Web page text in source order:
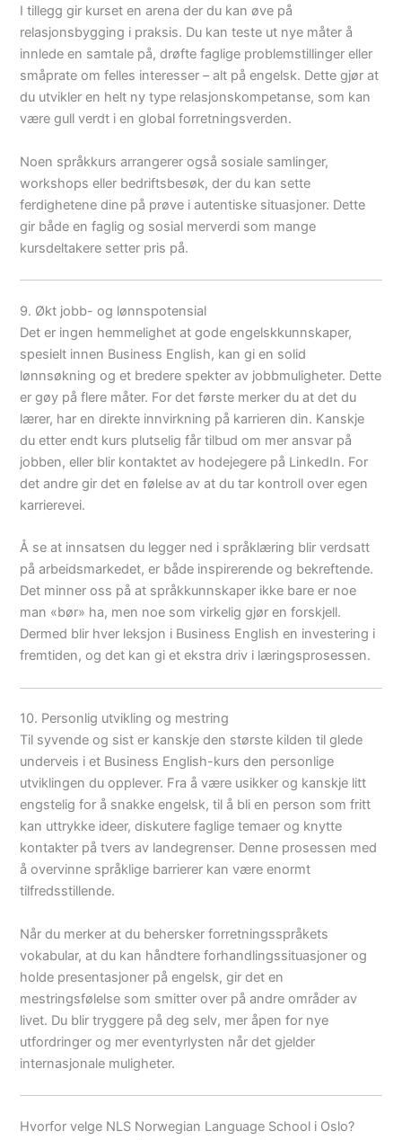
I tillegg gir kurset en arena der du kan øve på
relasjonsbygging i praksis. Du kan teste ut nye måter å
innlede en samtale på, drøfte faglige problemstillinger eller
småprate om felles interesser – alt på engelsk. Dette gjør at
du utvikler en helt ny type relasjonskompetanse, som kan
være gull verdt i en global forretningsverden.
Noen språkkurs arrangerer også sosiale samlinger,
workshops eller bedriftsbesøk, der du kan sette
ferdighetene dine på prøve i autentiske situasjoner. Dette
gir både en faglig og sosial merverdi som mange
kursdeltakere setter pris på.
9. Økt jobb- og lønnspotensial
Det er ingen hemmelighet at gode engelskkunnskaper,
spesielt innen Business English, kan gi en solid
lønnsøkning og et bredere spekter av jobbmuligheter. Dette
er gøy på flere måter. For det første merker du at det du
lærer, har en direkte innvirkning på karrieren din. Kanskje
du etter endt kurs plutselig får tilbud om mer ansvar på
jobben, eller blir kontaktet av hodejegere på LinkedIn. For
det andre gir det en følelse av at du tar kontroll over egen
karrierevei.
Å se at innsatsen du legger ned i språklæring blir verdsatt
på arbeidsmarkedet, er både inspirerende og bekreftende.
Det minner oss på at språkkunnskaper ikke bare er noe
man «bør» ha, men noe som virkelig gjør en forskjell.
Dermed blir hver leksjon i Business English en investering i
fremtiden, og det kan gi et ekstra driv i læringsprosessen.
10. Personlig utvikling og mestring
Til syvende og sist er kanskje den største kilden til glede
underveis i et Business English-kurs den personlige
utviklingen du opplever. Fra å være usikker og kanskje litt
engstelig for å snakke engelsk, til å bli en person som fritt
kan uttrykke ideer, diskutere faglige temaer og knytte
kontakter på tvers av landegrenser. Denne prosessen med
å overvinne språklige barrierer kan være enormt
tilfredsstillende.
Når du merker at du behersker forretningsspråkets
vokabular, at du kan håndtere forhandlingssituasjoner og
holde presentasjoner på engelsk, gir det en
mestringsfølelse som smitter over på andre områder av
livet. Du blir tryggere på deg selv, mer åpen for nye
utfordringer og mer eventyrlysten når det gjelder
internasjonale muligheter.
Hvorfor velge NLS Norwegian Language School i Oslo?